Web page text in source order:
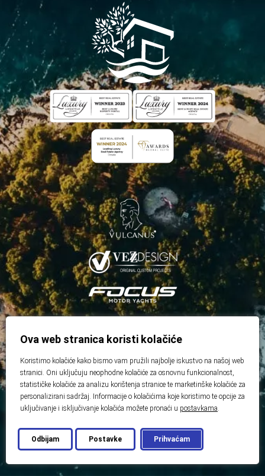
Ova web stranica koristi kolačiće
Koristimo kolačiće kako bismo vam pružili najbolje iskustvo na našoj web
stranici. Oni uključuju neophodne kolačiće za osnovnu funkcionalnost,
statističke kolačiće za analizu korištenja stranice te marketinške kolačiće za
personalizirani sadržaj. Informacije o kolačićima koje koristimo te opcije za
uključivanje i isključivanje kolačića možete pronaći u postavkama.
Prihvaćam
Odbijam Postavke